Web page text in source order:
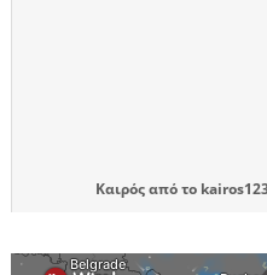
Καιρόςαπό το